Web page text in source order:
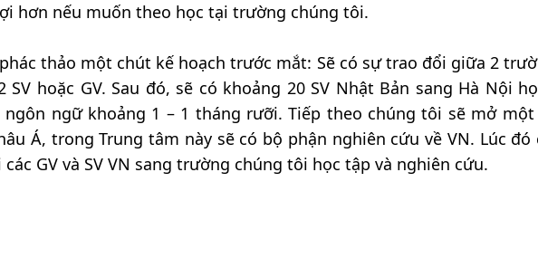
hơn nếu muốn theo học tại trường chúng tôi.
thảo một chút kế hoạch trước mắt: Sẽ có sự trao đổi giữa 2
SV hoặc GV. Sau đó, sẽ có khoảng 20 SV Nhật Bản sang Hà Nội
ngôn ngữ khoảng 1 – 1 tháng rưỡi. Tiếp theo chúng tôi sẽ mở một
Á, trong Trung tâm này sẽ có bộ phận nghiên cứu về VN. Lúc đó
GV và SV VN sang trường chúng tôi học tập và nghiên cứu.